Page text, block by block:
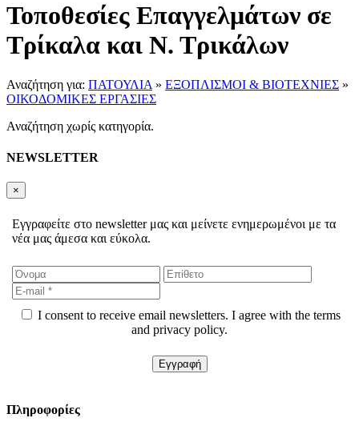
Τοποθεσίες Επαγγελμάτων σε
Τρίκαλα και Ν. Τρικάλων
Αναζήτηση για: ΠΑΤΟΥΛΙΑ » ΕΞΟΠΛΙΣΜΟΙ & ΒΙΟΤΕΧΝΙΕΣ »
ΟΙΚΟΔΟΜΙΚΕΣ ΕΡΓΑΣΙΕΣ
Αναζήτηση χωρίς κατηγορία.
NEWSLETTER
×
Εγγραφείτε στο newsletter μας και μείνετε ενημερωμένοι με τα
νέα μας άμεσα και εύκολα.
I consent to receive email newsletters. I agree with the terms
and privacy policy.
Πληροφορίες